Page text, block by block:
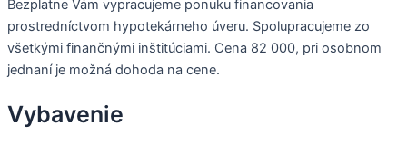
Bezplatne Vám vypracujeme ponuku financovania
prostredníctvom hypotekárneho úveru. Spolupracujeme zo
všetkými finančnými inštitúciami. Cena 82 000, pri osobnom
jednaní je možná dohoda na cene.
Vybavenie